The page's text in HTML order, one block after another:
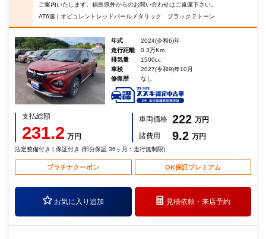
ご案内いたします。福島県外からのお問い合わせはご遠慮下さい。
AT6速 | オピュレントレッドパールメタリック ブラック２トーン
年式
2024(令和6)年
走行距離
0.3万Km
排気量
1500cc
車検
2027(令和9)年10月
修復歴
なし
支払総額
231.2 万円
車両価格 222 万円
諸費用
9.2 万円
法定整備付き | 保証付き (部分保証 36ヶ月：走行無制限)
プラチナクーポン OK保証プレミアム
お気に入り追加 見積依頼・来店予約